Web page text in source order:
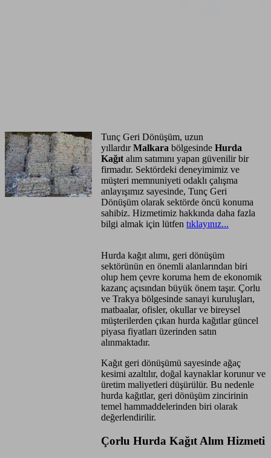
Tunç Geri Dönüşüm, uzun
yıllardırMalkara bölgesindeHurda
Kağıtalım satımını yapan güvenilir bir
firmadır. Sektördeki deneyimimiz ve
müşteri memnuniyeti odaklı çalışma
anlayışımız sayesinde, Tunç Geri
Dönüşüm olarak sektörde öncü konuma
sahibiz. Hizmetimiz hakkında daha fazla
bilgi almak için lütfentıklayınız...
Hurda kağıt alımı, geri dönüşüm
sektörünün en önemli alanlarından biri
olup hem çevre koruma hem de ekonomik
kazanç açısından büyük önem taşır. Çorlu
ve Trakya bölgesinde sanayi kuruluşları,
matbaalar, ofisler, okullar ve bireysel
müşterilerden çıkan hurda kağıtlar güncel
piyasa fiyatları üzerinden satın
alınmaktadır.
Kağıt geri dönüşümü sayesinde ağaç
kesimi azaltılır, doğal kaynaklar korunur ve
üretim maliyetleri düşürülür. Bu nedenle
hurda kağıtlar, geri dönüşüm zincirinin
temel hammaddelerinden biri olarak
değerlendirilir.
Çorlu Hurda Kağıt Alım Hizmeti